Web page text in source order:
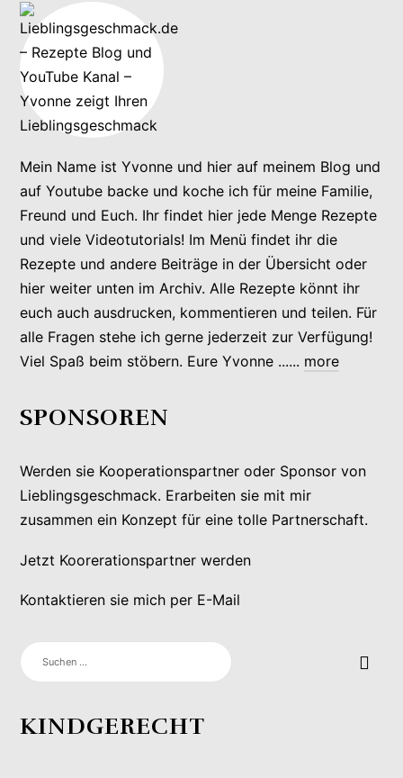
Mein Name ist Yvonne und hier auf meinem Blog und
auf Youtube backe und koche ich für meine Familie,
Freund und Euch. Ihr findet hier jede Menge Rezepte
und viele Videotutorials! Im Menü findet ihr die
Rezepte und andere Beiträge in der Übersicht oder
hier weiter unten im Archiv. Alle Rezepte könnt ihr
euch auch ausdrucken, kommentieren und teilen. Für
alle Fragen stehe ich gerne jederzeit zur Verfügung!
Viel Spaß beim stöbern. Eure Yvonne ...... more
SPONSOREN
Werden sie Kooperationspartner oder Sponsor von
Lieblingsgeschmack. Erarbeiten sie mit mir
zusammen ein Konzept für eine tolle Partnerschaft.
Jetzt Koorerationspartner werden
Kontaktieren sie mich per E-Mail
SUCHEN
NACH:
KINDGERECHT